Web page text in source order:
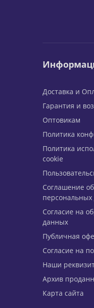
Доставка и
Гарантия и
Оптовикам
Политика
Политика
cookie
Соглашение
Согласие на
данных
Публичная
Согласие на
Наши
Архив
Карта сайта